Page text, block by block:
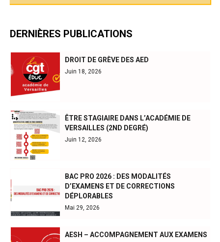
DERNIÈRES PUBLICATIONS
DROIT DE GRÈVE DES AED
Juin 18, 2026
ÊTRE STAGIAIRE DANS L’ACADÉMIE DE
VERSAILLES (2ND DEGRÉ)
Juin 12, 2026
BAC PRO 2026 : DES MODALITÉS
D’EXAMENS ET DE CORRECTIONS
DÉPLORABLES
Mai 29, 2026
AESH – ACCOMPAGNEMENT AUX EXAMENS